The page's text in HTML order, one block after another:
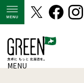
MENU